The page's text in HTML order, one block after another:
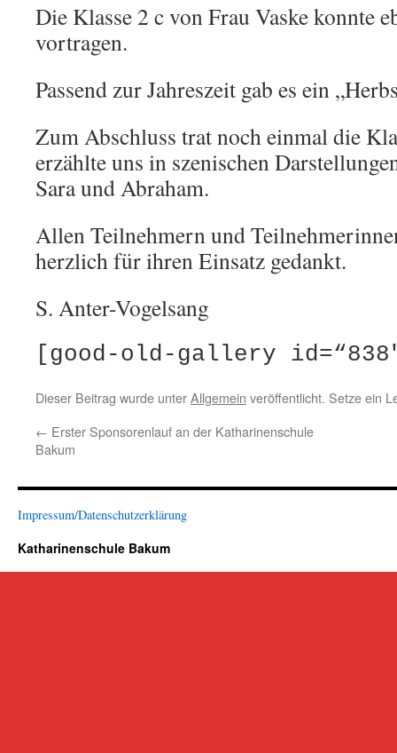
Die Klasse 2 c von Frau Vaske konnte
vortragen.
Passend zur Jahreszeit gab es ein
Zum Abschluss trat noch einmal die
erzählte uns in szenischen
Sara und Abraham.
Allen Teilnehmern und
herzlich für ihren Einsatz gedankt.
S. Anter-Vogelsang
[good-old-gallery
Dieser Beitrag wurde unterAllgemein veröffentlicht. Setze ein
← Erster Sponsorenlauf an der Katharinenschule
Bakum
Impressum/Datenschutzerklärung
Katharinenschule Bakum